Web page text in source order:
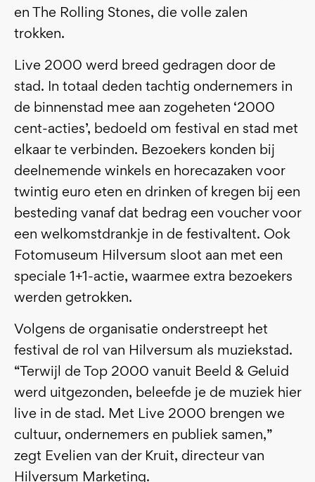
en The Rolling Stones, die volle zalen
trokken.
Live 2000 werd breed gedragen door de
stad. In totaal deden tachtig ondernemers in
de binnenstad mee aan zogeheten ‘2000
cent-acties’, bedoeld om festival en stad met
elkaar te verbinden. Bezoekers konden bij
deelnemende winkels en horecazaken voor
twintig euro eten en drinken of kregen bij een
besteding vanaf dat bedrag een voucher voor
een welkomstdrankje in de festivaltent. Ook
Fotomuseum Hilversum sloot aan met een
speciale 1+1-actie, waarmee extra bezoekers
werden getrokken.
Volgens de organisatie onderstreept het
festival de rol van Hilversum als muziekstad.
“Terwijl de Top 2000 vanuit Beeld & Geluid
werd uitgezonden, beleefde je de muziek hier
live in de stad. Met Live 2000 brengen we
cultuur, ondernemers en publiek samen,”
zegt Evelien van der Kruit, directeur van
Hilversum Marketing.